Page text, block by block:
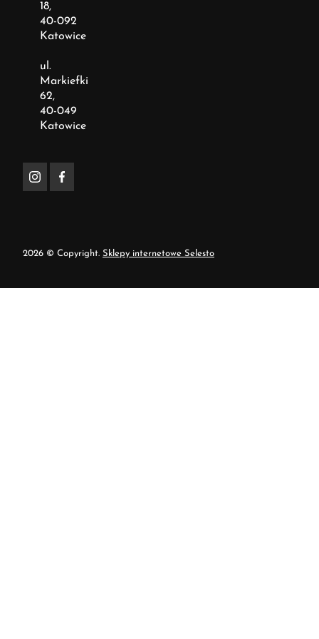
18,
40-092
Katowice
ul.
Markiefki
62,
40-049
Katowice
2026 © Copyright. Sklepy internetowe Selesto